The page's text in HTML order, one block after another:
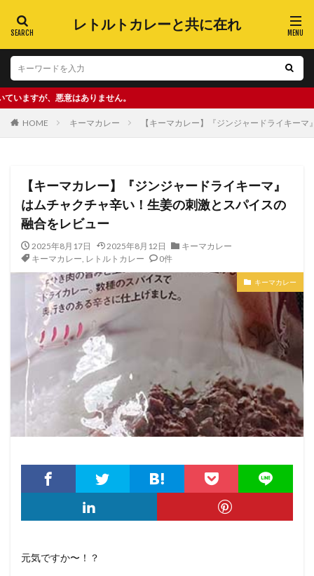
レトルトカレーと共に在れ
ありません。
HOME キーマカレー 【キーマカレー】『ジンジャードライキー
【キーマカレー】『ジンジャードライキーマ』
はムチャクチャ辛い！生姜の刺激とスパイスの
融合をレビュー
2025年8月17日 2025年8月12日
キーマカレー
キーマカレー, レトルトカレー 0件
キーマカレー
元気ですか〜！？